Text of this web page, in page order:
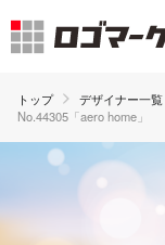
トップ デザイナー一覧
No.44305「aero home」